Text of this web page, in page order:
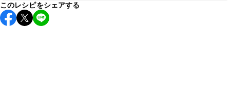
保存期間は常温で2~3日が目安です。なるべくお早めにお召
し上がりください。
このレシピをシェアする